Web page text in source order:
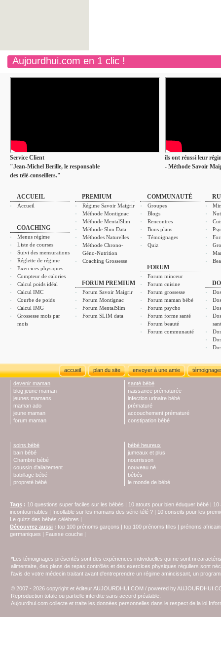
Aujourdhui.com en 1 clic !
Service Client
"Jean-Michel Berille, le responsable
des télé-conseillers."
ils ont réussi leur
- Méthode Savoir
ACCUEIL
Accueil
COACHING
Menus régime
Liste de courses
Suivi des mensurations
Réglette de régime
Exercices physiques
Compteur de calories
Calcul poids idéal
Calcul IMC
Courbe de poids
Calcul IMG
Grossesse mois par
mois
PREMIUM
Régime Savoir Maigrir
Méthode Montignac
Méthode MentalSlim
Méthode Slim Data
Méthodes Naturelles
Méthode Chrono-
Géno-Nutrition
Coaching Grossesse
FORUM PREMIUM
Forum Savoir Maigrir
Forum Montignac
Forum MentalSlim
Forum SLIM data
COMMUNAUTÉ
Groupes
Blogs
Rencontres
Bons plans
Témoignages
Quiz
FORUM
Forum minceur
Forum cuisine
Forum grossesse
Forum maman bébé
Forum psycho
Forum forme santé
Forum beauté
Forum communauté
accueil plan du site envoyer à une amie
devenir maman
blog jeune maman
jeunes mamans
maman ado
jeune maman
forum maman
santé bébé
naissance prématurée
infection urinaire bébé
prématuré
accouchement prématuré
constipation bébé
soins bébé
bain bébé
Chambre bébé
coussin d'allaitement
babillage bébé
propreté bébé
bébé heureux
jumeaux et plus
nourrisson
nouveau né
bébés
le monde de bébé
Tags : 10 questions super faciles sur les bébés | 10 atouts pour bien éduquer bébé | 10
incontournables | Incollable sur les mamans des série-télé ? | 10 conseils pour les
Le quizz des bébés célèbres |
Découvrez aussi : top 100 prénoms garçons | top 100 prénoms filles | prénoms
germaniques | Fausse couche |
*Les témoignages présentés sont des expériences individuelles qui ne sont ni
alimentaire, des plans de repas contrôlés et des exercices physiques réguliers sont
l'avis de votre médecin traitant avant d'entreprendre un régime amincissant, un
© 2007 - 2026 copyright et éditeur AUJOURDHUI.COM / powered by
Reproduction totale ou partielle interdite sans accord préalable.
Aujourdhui.com collecte et traite les données personnelles dans le respect de la loi